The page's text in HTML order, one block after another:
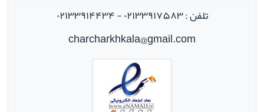
تلفن : ۰۲۱۳۳۹۱۷۵۸۳ - ۰۲۱۳۳۹۱۴۴۳۴
charcharkhkala@gmail.com